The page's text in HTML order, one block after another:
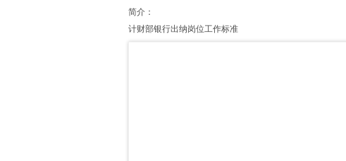
简介：
计财部银行出纳岗位工作标准